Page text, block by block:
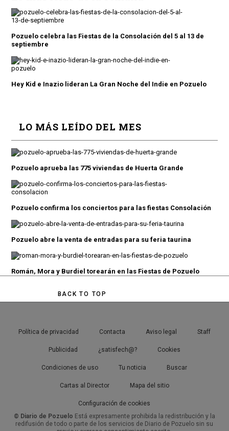
Pozuelo celebra las Fiestas de la Consolación del 5 al 13 de
septiembre
Hey Kid e Inazio lideran La Gran Noche del Indie en Pozuelo
LO MÁS LEÍDO DEL MES
Pozuelo aprueba las 775 viviendas de Huerta Grande
Pozuelo confirma los conciertos para las fiestas Consolación
Pozuelo abre la venta de entradas para su feria taurina
Román, Mora y Burdiel torearán en las Fiestas de Pozuelo
BACK TO TOP
Política de privacidad Contacta Aviso legal Staff
Publicidad ¿satisfech@? Cookies
Condiciones de uso Tu noticia Buscar
Cartas al Director Mapa del sitio
Configuración de cookies
© Diario de Pozuelo Está expresamente prohibida la redistribución y la
redifusión de todo o parte de los servicios de Diario de Pozuelo sin su